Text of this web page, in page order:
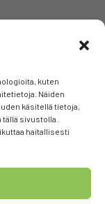
kuten
Näiden
käsitellä tietoja,
sivustolla.
haitallisesti